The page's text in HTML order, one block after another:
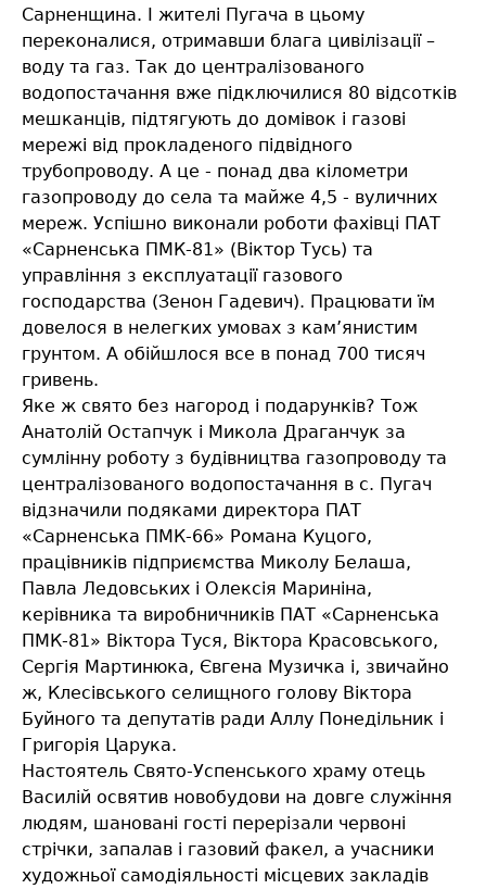
Сарненщина. І жителі Пугача в цьому
переконалися, отримавши блага цивілізації –
воду та газ. Так до централізованого
водопостачання вже підключилися 80 відсотків
мешканців, підтягують до домівок і газові
мережі від прокладеного підвідного
трубопроводу. А це - понад два кілометри
газопроводу до села та майже 4,5 - вуличних
мереж. Успішно виконали роботи фахівці ПАТ
«Сарненська ПМК-81» (Віктор Тусь) та
управління з експлуатації газового
господарства (Зенон Гадевич). Працювати їм
довелося в нелегких умовах з кам’янистим
грунтом. А обійшлося все в понад 700 тисяч
гривень.
Яке ж свято без нагород і подарунків? Тож
Анатолій Остапчук і Микола Драганчук за
сумлінну роботу з будівництва газопроводу та
централізованого водопостачання в с. Пугач
відзначили подяками директора ПАТ
«Сарненська ПМК-66» Романа Куцого,
працівників підприємства Миколу Белаша,
Павла Ледовських і Олексія Мариніна,
керівника та виробничників ПАТ «Сарненська
ПМК-81» Віктора Туся, Віктора Красовського,
Сергія Мартинюка, Євгена Музичка і, звичайно
ж, Клесівського селищного голову Віктора
Буйного та депутатів ради Аллу Понедільник і
Григорія Царука.
Настоятель Свято-Успенського храму отець
Василій освятив новобудови на довге служіння
людям, шановані гості перерізали червоні
стрічки, запалав і газовий факел, а учасники
художньої самодіяльності місцевих закладів